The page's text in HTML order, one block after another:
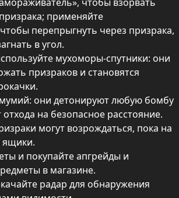
применяйте
перепрыгнуть через призрака,
в угол.
мухоморы-спутники: они
призраков и становятся
они детонируют любую бомбу
на безопасное расстояние.
могут возрождаться, пока на
ящики.
и покупайте апгрейды и
в магазине.
радар для обнаружения